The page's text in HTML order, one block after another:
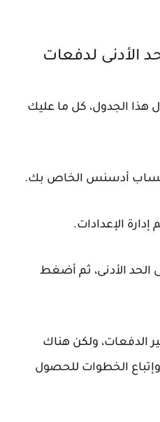
الأدنى لدفعات
هذا الجدول، كل ما عليك
الأدنى، ثم أضغط
الدفعات، ولكن هناك
الخطوات للحصول